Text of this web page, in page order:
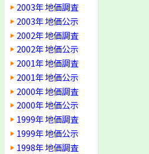
2003年 地価調査
2003年 地価公示
2002年 地価調査
2002年 地価公示
2001年 地価調査
2001年 地価公示
2000年 地価調査
2000年 地価公示
1999年 地価調査
1999年 地価公示
1998年 地価調査